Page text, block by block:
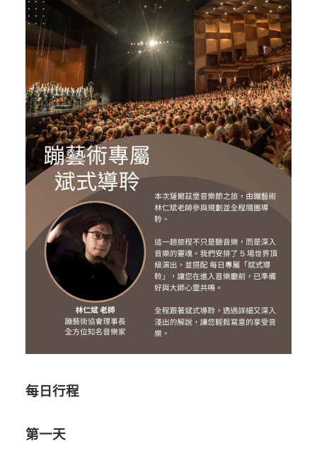
每日行程
第一天